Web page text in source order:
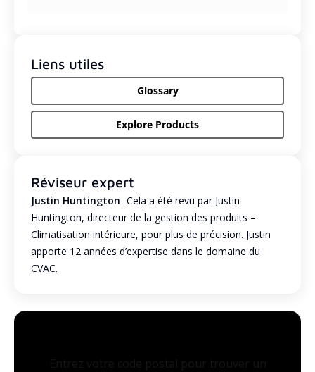
Liens utiles
Glossary
Explore Products
Réviseur expert
Justin Huntington -Cela a été revu par Justin
Huntington, directeur de la gestion des produits –
Climatisation intérieure, pour plus de précision. Justin
apporte 12 années d’expertise dans le domaine du
CVAC.